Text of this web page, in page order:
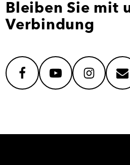
Bleiben Sie mit
Verbindung
facebookyoutubeinstagram